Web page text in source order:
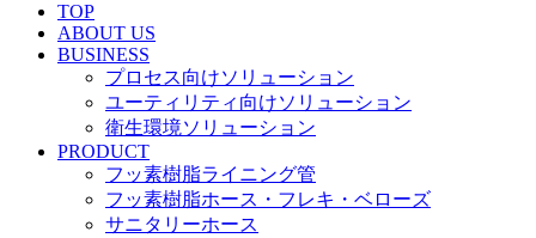
TOP
ABOUT US
BUSINESS
プロセス向けソリューション
ユーティリティ向けソリューション
衛生環境ソリューション
PRODUCT
フッ素樹脂ライニング管
フッ素樹脂ホース・フレキ・ベローズ
サニタリーホース